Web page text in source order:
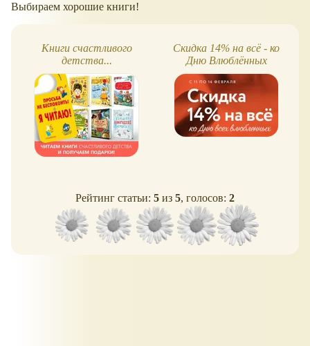
Выбираем хорошие книги!
Книги счастливого
детства...
Скидка 14% на всё - ко
Дню Влюблённых
Рейтинг статьи: 5 из 5, голосов: 2